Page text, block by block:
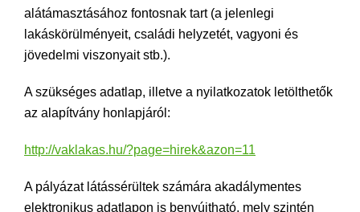
alátámasztásához fontosnak tart (a jelenlegi
lakáskörülményeit, családi helyzetét, vagyoni és
jövedelmi viszonyait stb.).
A szükséges adatlap, illetve a nyilatkozatok letölthetők
az alapítvány honlapjáról:
http://vaklakas.hu/?page=hirek&azon=11
A pályázat látássérültek számára akadálymentes
elektronikus adatlapon is benyújtható, mely szintén